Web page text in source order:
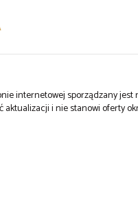
internetowej sporządzany
aktualizacji i nie stanowi oferty